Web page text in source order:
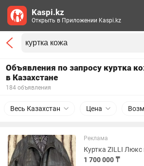
Объявления по запросу куртка
в Казахстане
184 объявления
Весь Казахстан Цена
Реклама
1 700 000 ₸
Kaspi.kz
Открыть в Приложении Kaspi.kz